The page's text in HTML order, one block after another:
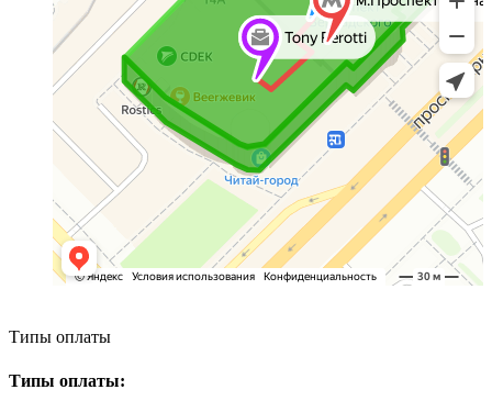
Типы оплаты
Типы оплаты: